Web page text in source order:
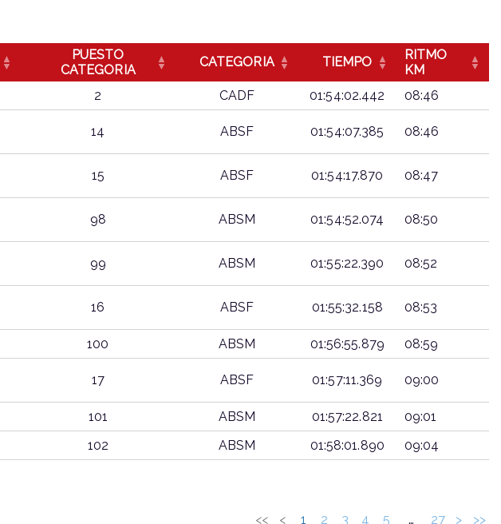
PUESTO
CATEGORIA
CATEGORIA TIEMPO
RITMO
KM
2 CADF 01:54:02.442 08:46
14 ABSF 01:54:07.385 08:46
15 ABSF 01:54:17.870 08:47
98 ABSM 01:54:52.074 08:50
99 ABSM 01:55:22.390 08:52
16 ABSF 01:55:32.158 08:53
100 ABSM 01:56:55.879 08:59
17 ABSF 01:57:11.369 09:00
101 ABSM 01:57:22.821
09:01
102 ABSM 01:58:01.890 09:04
<< < 1 2 3 4 5 … 27 > >>